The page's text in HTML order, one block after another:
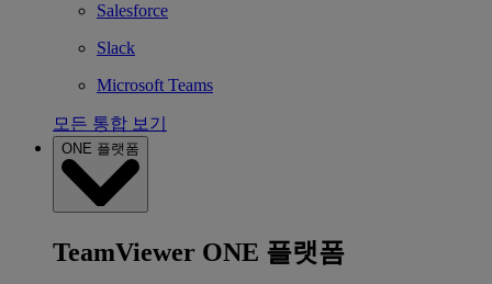
Salesforce
Slack
Microsoft Teams
모든 통합 보기
ONE 플랫폼
TeamViewer ONE 플랫폼